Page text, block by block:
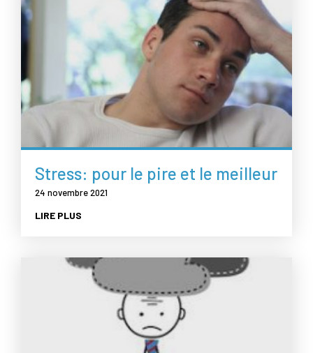
Stress: pour le pire et le meilleur
24 novembre 2021
LIRE PLUS